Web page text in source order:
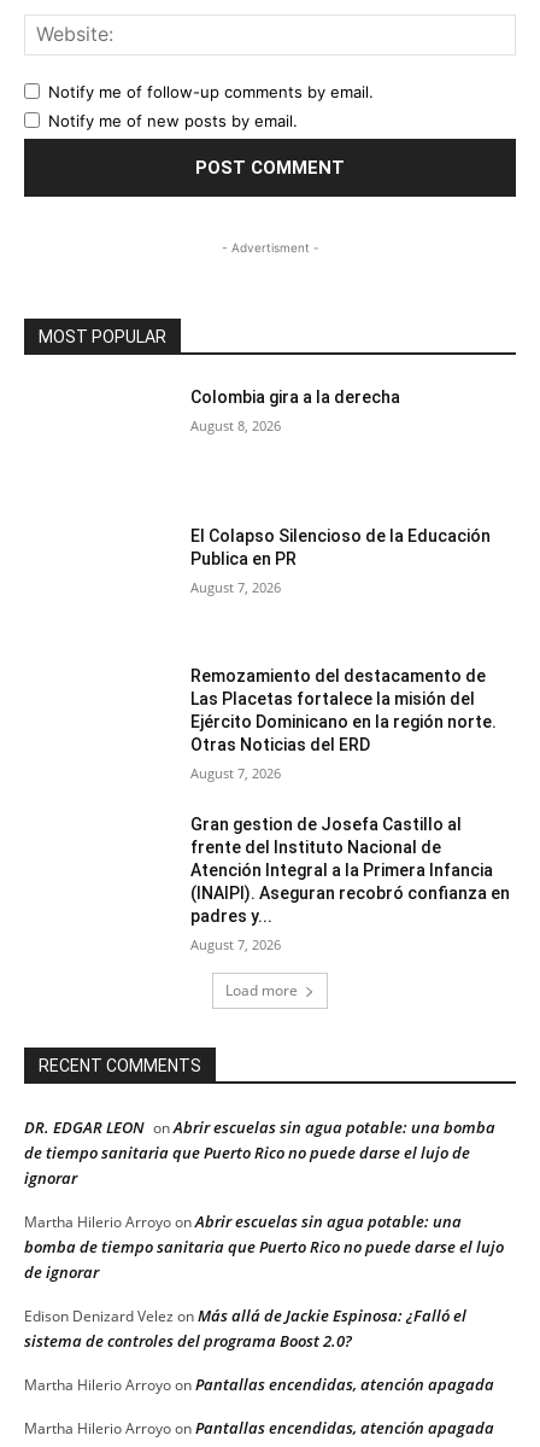
Notify me of follow-up comments by email.
Notify me of new posts by email.
- Advertisment -
MOST POPULAR
Colombia gira a la derecha
August 8, 2026
El Colapso Silencioso de la Educación
Publica en PR
August 7, 2026
Remozamiento del destacamento de
Las Placetas fortalece la misión del
Ejército Dominicano en la región norte.
Otras Noticias del ERD
August 7, 2026
Gran gestion de Josefa Castillo al
frente del Instituto Nacional de
Atención Integral a la Primera Infancia
(INAIPI). Aseguran recobró confianza en
padres y...
August 7, 2026
Load more
RECENT COMMENTS
DR. EDGAR LEON onAbrir escuelas sin agua potable: una bomba
de tiempo sanitaria que Puerto Rico no puede darse el lujo de
ignorar
Martha Hilerio ArroyoonAbrir escuelas sin agua potable: una
bomba de tiempo sanitaria que Puerto Rico no puede darse el lujo
de ignorar
Edison Denizard Velez onMás allá de Jackie Espinosa: ¿Falló el
sistema de controles del programa Boost 2.0?
Martha Hilerio ArroyoonPantallas encendidas, atención apagada
Martha Hilerio ArroyoonPantallas encendidas, atención apagada